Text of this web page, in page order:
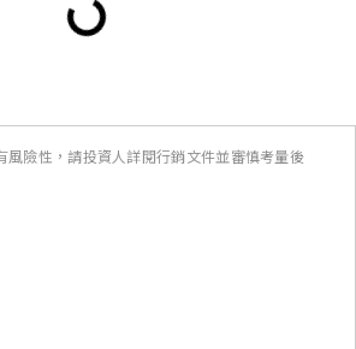
風險性，請投資人詳閱行銷文件並審慎考量後